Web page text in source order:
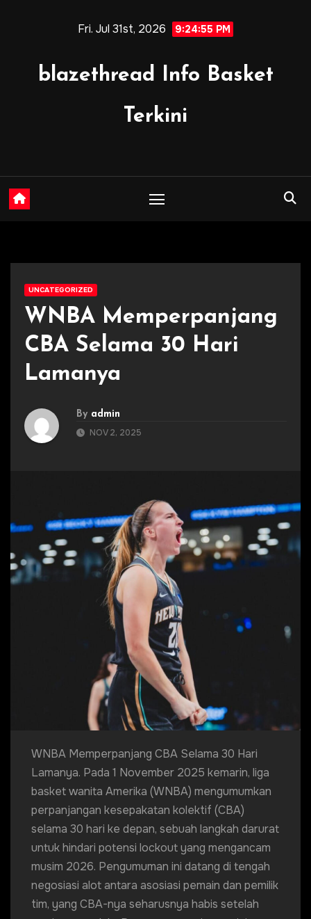
Fri. Jul 31st, 2026 9:24:56 PM
blazethread Info Basket
Terkini
UNCATEGORIZED
WNBA Memperpanjang
CBA Selama 30 Hari
Lamanya
By admin
NOV 2, 2025
WNBA Memperpanjang CBA Selama 30 Hari
Lamanya. Pada 1 November 2025 kemarin, liga
basket wanita Amerika (WNBA) mengumumkan
perpanjangan kesepakatan kolektif (CBA)
selama 30 hari ke depan, sebuah langkah darurat
untuk hindari potensi lockout yang mengancam
musim 2026. Pengumuman ini datang di tengah
negosiasi alot antara asosiasi pemain dan pemilik
tim, yang CBA-nya seharusnya habis setelah